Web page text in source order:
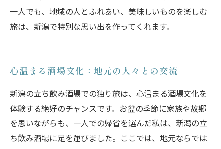
一人でも、地域の人とふれあい、美味しいものを楽しむ
旅は、新潟で特別な思い出を作ってくれます。
心温まる酒場文化：地元の人々との交流
新潟の立ち飲み酒場での独り旅は、心温まる酒場文化を
体験する絶好のチャンスです。お盆の季節に家族や故郷
を思いながらも、一人での帰省を選んだ私は、新潟の立
ち飲み酒場に足を運びました。ここでは、地元ならでは